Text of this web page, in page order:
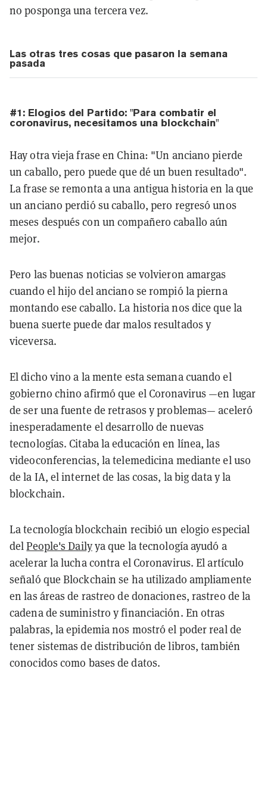
no posponga una tercera vez.
Las otras tres cosas que pasaron la semana
pasada
#1: Elogios del Partido: "Para combatir el
coronavirus, necesitamos una blockchain"
Hay otra vieja frase en China: "Un anciano pierde
un caballo, pero puede que dé un buen resultado".
La frase se remonta a una antigua historia en la que
un anciano perdió su caballo, pero regresó unos
meses después con un compañero caballo aún
mejor.
Pero las buenas noticias se volvieron amargas
cuando el hijo del anciano se rompió la pierna
montando ese caballo. La historia nos dice que la
buena suerte puede dar malos resultados y
viceversa.
El dicho vino a la mente esta semana cuando el
gobierno chino afirmó que el Coronavirus —en lugar
de ser una fuente de retrasos y problemas— aceleró
inesperadamente el desarrollo de nuevas
tecnologías. Citaba la educación en línea, las
videoconferencias, la telemedicina mediante el uso
de la IA, el internet de las cosas, la big data y la
blockchain.
La tecnología blockchain recibió un elogio especial
delPeople's Dailyya que la tecnología ayudó a
acelerar la lucha contra el Coronavirus. El artículo
señaló que Blockchain se ha utilizado ampliamente
en las áreas de rastreo de donaciones, rastreo de la
cadena de suministro y financiación. En otras
palabras, la epidemia nos mostró el poder real de
tener sistemas de distribución de libros, también
conocidos como bases de datos.